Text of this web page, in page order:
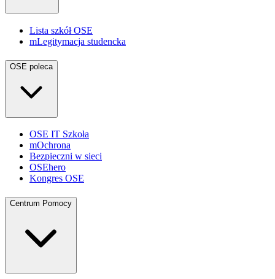
Lista szkół OSE
mLegitymacja studencka
OSE poleca
OSE IT Szkoła
mOchrona
Bezpieczni w sieci
OSEhero
Kongres OSE
Centrum Pomocy